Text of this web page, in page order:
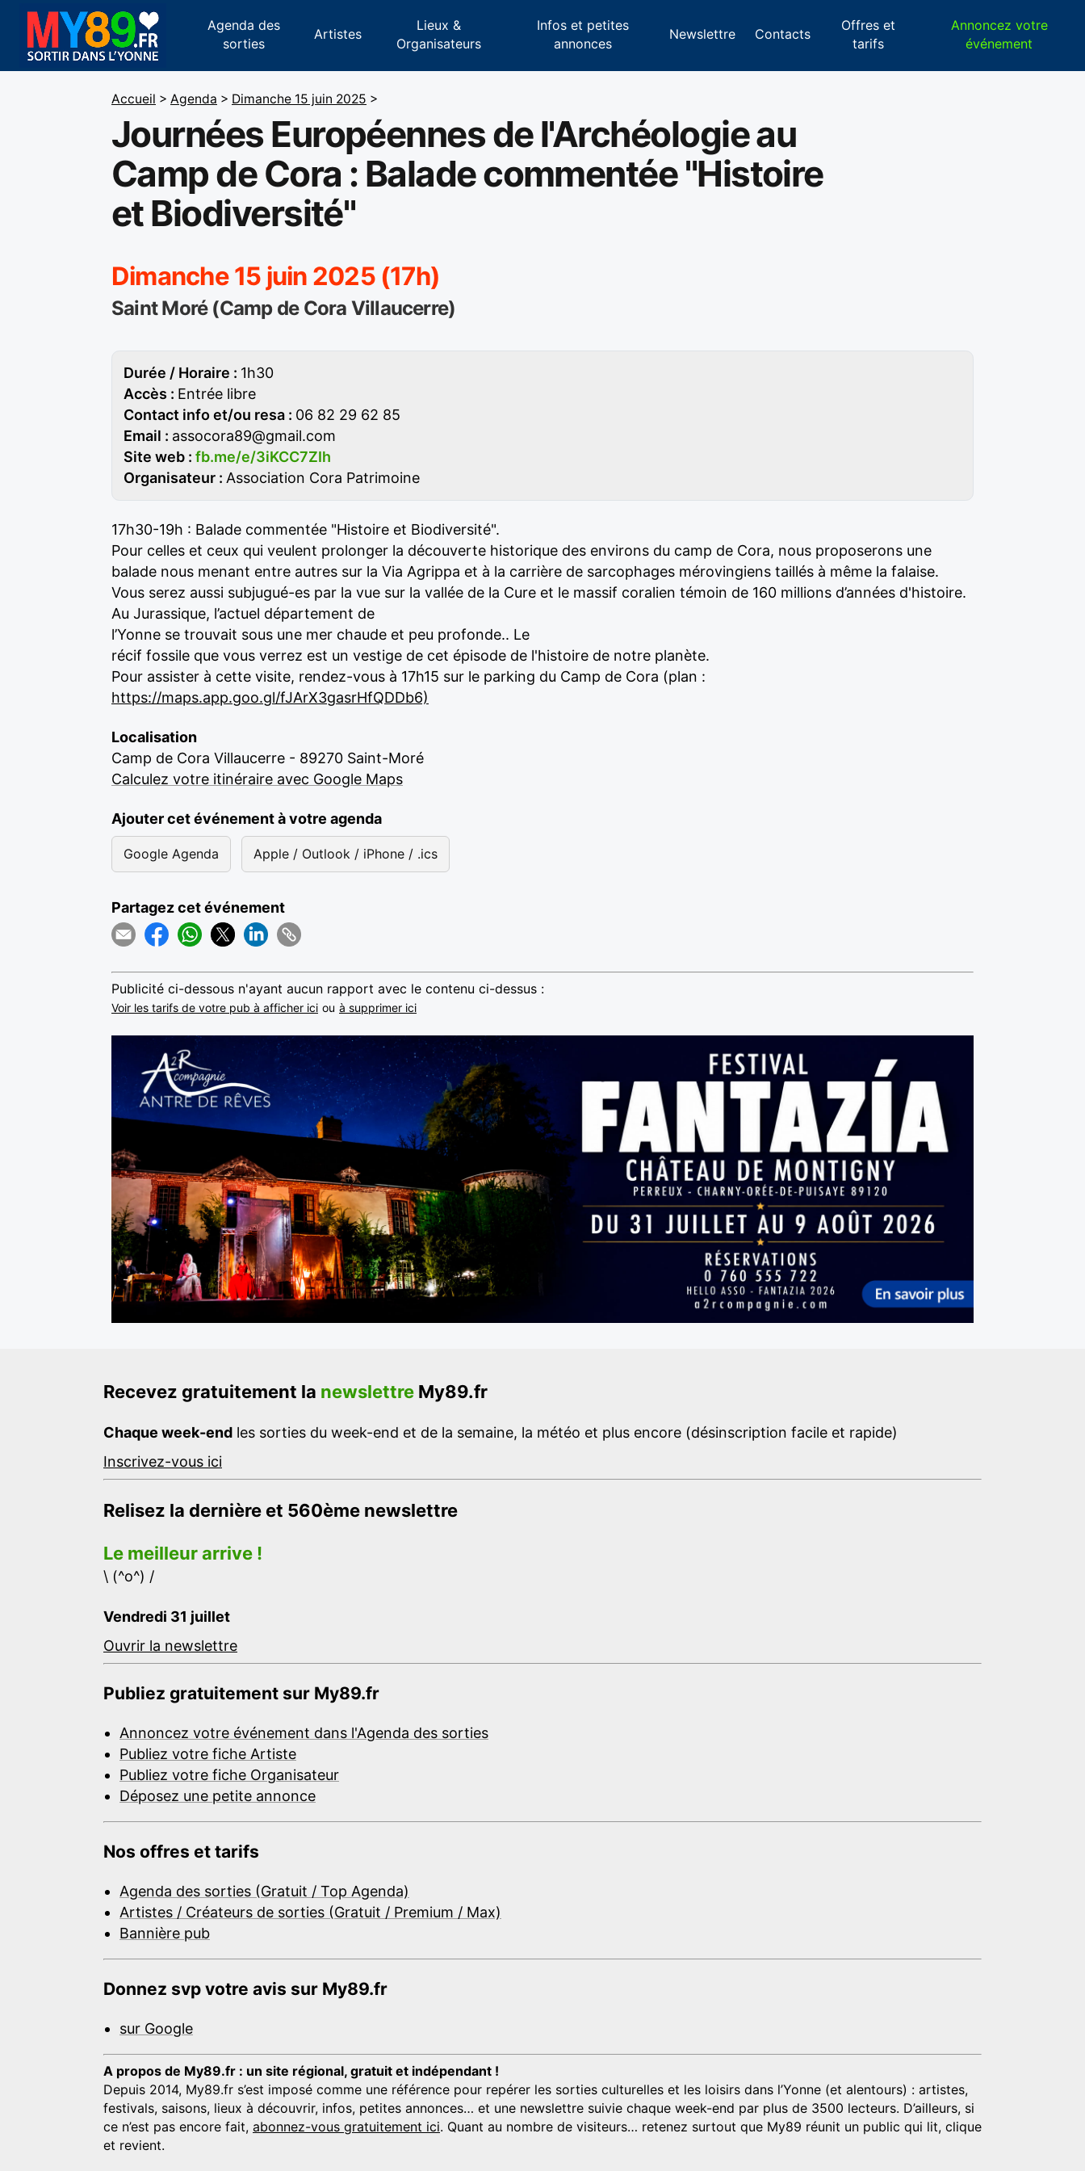
Agenda des
sorties
Artistes
Lieux &
Organisateurs
Infos et petites
annonces
Newslettre Contacts
Offres et
tarifs
Annoncez votre
événement
Accueil > Agenda > Dimanche 15 juin 2025 >
Journées Européennes de l'Archéologie au
Camp de Cora : Balade commentée "Histoire
et Biodiversité"
Dimanche 15 juin 2025 (17h)
Saint Moré (Camp de Cora Villaucerre)
Durée / Horaire : 1h30
Accès : Entrée libre
Contact info et/ou resa : 06 82 29 62 85
Email : assocora89@gmail.com
Site web : fb.me/e/3iKCC7ZIh
Organisateur : Association Cora Patrimoine
17h30-19h : Balade commentée "Histoire et Biodiversité".
Pour celles et ceux qui veulent prolonger la découverte historique des environs du camp de Cora, nous proposerons une
balade nous menant entre autres sur la Via Agrippa et à la carrière de sarcophages mérovingiens taillés à même la falaise.
Vous serez aussi subjugué-es par la vue sur la vallée de la Cure et le massif coralien témoin de 160 millions d’années d'histoire.
Au Jurassique, l’actuel département de
l’Yonne se trouvait sous une mer chaude et peu profonde.. Le
récif fossile que vous verrez est un vestige de cet épisode de l'histoire de notre planète.
Pour assister à cette visite, rendez-vous à 17h15 sur le parking du Camp de Cora (plan :
https://maps.app.goo.gl/fJArX3gasrHfQDDb6)
Localisation
Camp de Cora Villaucerre - 89270 Saint-Moré
Calculez votre itinéraire avec Google Maps
Ajouter cet événement à votre agenda
Google Agenda Apple / Outlook / iPhone / .ics
Partagez cet événement
Publicité ci-dessous n'ayant aucun rapport avec le contenu ci-dessus :
Voir les tarifs de votre pub à afficher ici ou à supprimer ici
Recevez gratuitement la newslettre My89.fr
Chaque week-end les sorties du week-end et de la semaine, la météo et plus encore (désinscription facile et rapide)
Inscrivez-vous ici
Relisez la dernière et 560ème newslettre
Le meilleur arrive !
\ (^o^) /
Vendredi 31 juillet
Ouvrir la newslettre
Publiez gratuitement sur My89.fr
Annoncez votre événement dans l'Agenda des sorties
Publiez votre fiche Artiste
Publiez votre fiche Organisateur
Déposez une petite annonce
Nos offres et tarifs
Agenda des sorties (Gratuit / Top Agenda)
Artistes / Créateurs de sorties (Gratuit / Premium / Max)
Bannière pub
Donnez svp votre avis sur My89.fr
sur Google
A propos de My89.fr : un site régional, gratuit et indépendant !
Depuis 2014, My89.fr s’est imposé comme une référence pour repérer les sorties culturelles et les loisirs dans l’Yonne (et alentours) : artistes,
festivals, saisons, lieux à découvrir, infos, petites annonces… et une newslettre suivie chaque week-end par plus de 3500 lecteurs. D’ailleurs, si
ce n’est pas encore fait, abonnez-vous gratuitement ici. Quant au nombre de visiteurs… retenez surtout que My89 réunit un public qui lit, clique
et revient.